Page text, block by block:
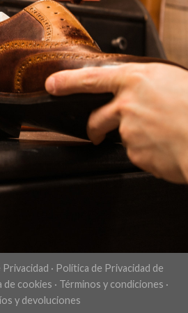
Privacidad · Política de Privacidad de
de cookies · Términos y condiciones ·
y devoluciones